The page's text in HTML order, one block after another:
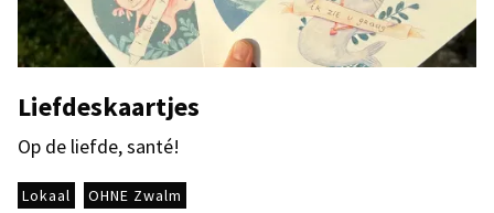
Liefdeskaartjes
Op de liefde, santé!
Lokaal OHNE Zwalm